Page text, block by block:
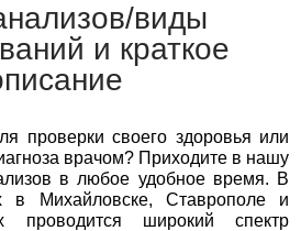
виды
и краткое
проверки своего здоровья или
врачом? Приходите в нашу
в любое удобное время. В
в Михайловске, Ставрополе и
проводится широкий спектр